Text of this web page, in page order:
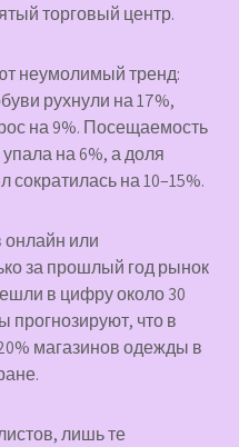
торговый центр.
неумолимый тренд:
рухнули на 17%,
на 9%. Посещаемость
на 6%, а доля
на 10–15%.
онлайн или
за прошлый год рынок
в цифру около 30
прогнозируют, что в
магазинов одежды в
лишь те